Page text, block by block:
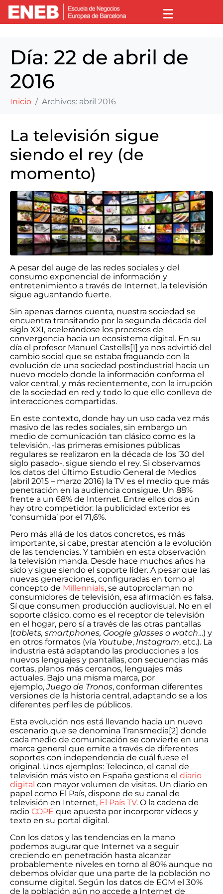
Día: 22 de abril de
2016
Inicio Archivos: abril 2016
La televisión sigue
siendo el rey (de
momento)
A pesar del auge de las redes sociales y del
consumo exponencial de información y
entretenimiento a través de Internet, la televisión
sigue aguantando fuerte.
Sin apenas darnos cuenta, nuestra sociedad se
encuentra transitando por la segunda década del
siglo XXI, acelerándose los procesos de
convergencia hacia un ecosistema digital. En su
día el profesor Manuel Castells[1] ya nos advirtió del
cambio social que se estaba fraguando con la
evolución de una sociedad postindustrial hacia un
nuevo modelo donde la información conforma el
valor central, y más recientemente, con la irrupción
de la sociedad en red y todo lo que ello conlleva de
interacciones compartidas.
En este contexto, donde hay un uso cada vez más
masivo de las redes sociales, sin embargo un
medio de comunicación tan clásico como es la
televisión, -las primeras emisiones públicas
regulares se realizaron en la década de los ’30 del
siglo pasado-, sigue siendo el rey. Si observamos
los datos del último Estudio General de Medios
(abril 2015 – marzo 2016) la TV es el medio que más
penetración en la audiencia consigue. Un 88%
frente a un 68% de Internet. Entre ellos dos aún
hay otro competidor: la publicidad exterior es
‘consumida’ por el 71,6%.
Pero más allá de los datos concretos, es más
importante, si cabe, prestar atención a la evolución
de las tendencias. Y también en esta observación
la televisión manda. Desde hace muchos años ha
sido y sigue siendo el soporte líder. A pesar que las
nuevas generaciones, configuradas en torno al
concepto de Millennials, se autoproclaman no
consumidores de televisión, esa afirmación es falsa.
Sí que consumen producción audiovisual. No en el
soporte clásico, como es el receptor de televisión
en el hogar, pero sí a través de las otras pantallas
(tablets, smartphones, Google glasses o watch…) y
en otros formatos (vía Youtube, Instagram, etc.). La
industria está adaptando las producciones a los
nuevos lenguajes y pantallas, con secuencias más
cortas, planos más cercanos, lenguajes más
actuales. Bajo una misma marca, por
ejemplo,Juego de Tronos, conforman diferentes
versiones de la historia central, adaptando se a los
diferentes perfiles de públicos.
Esta evolución nos está llevando hacia un nuevo
escenario que se denomina Transmedia[2] donde
cada medio de comunicación se convierte en una
marca general que emite a través de diferentes
soportes con independencia de cuál fuese el
original. Unos ejemplos: Telecinco, el canal de
televisión más visto en España gestiona el diario
digital con mayor volumen de visitas. Un diario en
papel como El País, dispone de su canal de
televisión en Internet, El País TV. O la cadena de
radio COPE que apuesta por incorporar vídeos y
texto en su portal digital.
Con los datos y las tendencias en la mano
podemos augurar que Internet va a seguir
creciendo en penetración hasta alcanzar
probablemente niveles en torno al 80% aunque no
debemos olvidar que una parte de la población no
consume digital. Según los datos de EGM el 30%
de la población aún no accede a Internet de